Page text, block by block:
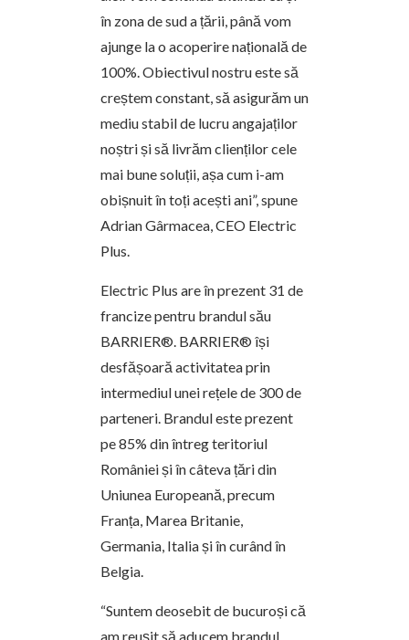
în zona de sud a țării, până vom
ajunge la o acoperire națională de
100%. Obiectivul nostru este să
creștem constant, să asigurăm un
mediu stabil de lucru angajaților
noștri și să livrăm clienților cele
mai bune soluții, așa cum i-am
obișnuit în toți acești ani”, spune
Adrian Gârmacea, CEO Electric
Plus.
Electric Plus are în prezent 31 de
francize pentru brandul său
BARRIER®. BARRIER® își
desfășoară activitatea prin
intermediul unei rețele de 300 de
parteneri. Brandul este prezent
pe 85% din întreg teritoriul
României și în câteva țări din
Uniunea Europeană, precum
Franța, Marea Britanie,
Germania, Italia și în curând în
Belgia.
“Suntem deosebit de bucuroși că
am reușit să aducem brandul